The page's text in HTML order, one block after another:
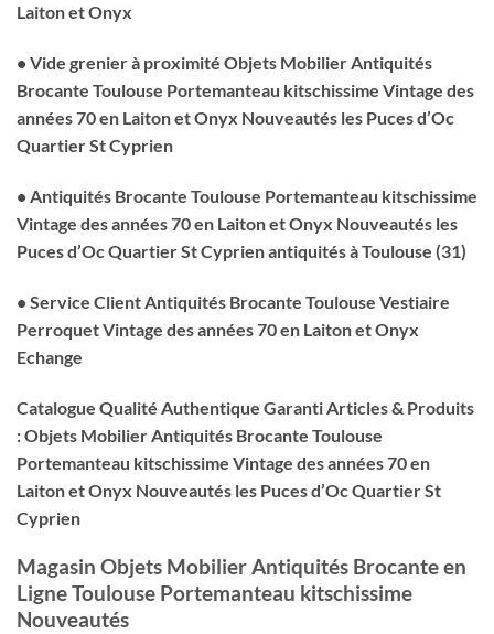
Laiton et Onyx
• Vide grenier à proximité Objets Mobilier Antiquités
Brocante Toulouse Portemanteau kitschissime Vintage des
années 70 en Laiton et Onyx Nouveautés les Puces d’Oc
Quartier St Cyprien
• Antiquités Brocante Toulouse Portemanteau kitschissime
Vintage des années 70 en Laiton et Onyx Nouveautés les
Puces d’Oc Quartier St Cyprien antiquités à Toulouse (31)
• Service Client Antiquités Brocante Toulouse Vestiaire
Perroquet Vintage des années 70 en Laiton et Onyx
Echange
Catalogue Qualité Authentique Garanti Articles & Produits
: Objets Mobilier Antiquités Brocante Toulouse
Portemanteau kitschissime Vintage des années 70 en
Laiton et Onyx Nouveautés les Puces d’Oc Quartier St
Cyprien
Magasin Objets Mobilier Antiquités Brocanteen
LigneToulouse Portemanteau kitschissime
Nouveautés